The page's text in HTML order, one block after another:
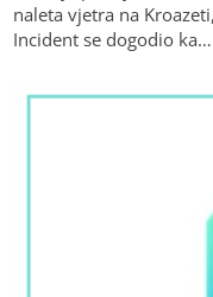
naleta vjetra na
Incident se dogodio ka…